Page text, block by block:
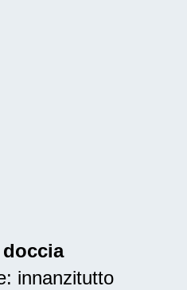
innanzitutto